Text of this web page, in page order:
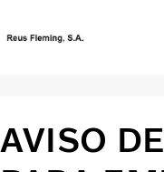
Portal de
Camiones
AVISO